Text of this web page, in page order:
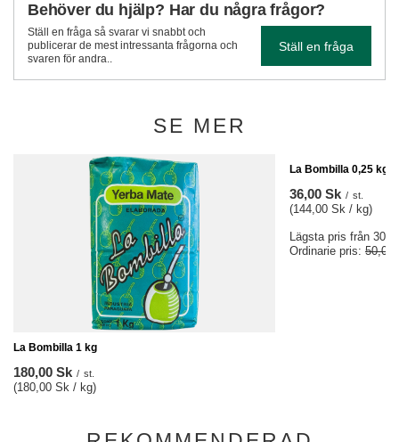
Behöver du hjälp? Har du några frågor?
Ställ en fråga så svarar vi snabbt och
publicerar de mest intressanta frågorna och
svaren för andra..
Ställ en fråga
SE MER
La Bombilla 1 kg
180,00 Sk / st.
(180,00 Sk / kg)
La Bombilla 0,25 kg
36,00 Sk / st.
(144,00 Sk / kg)
Lägsta pris från 30
Ordinarie pris: 50,00